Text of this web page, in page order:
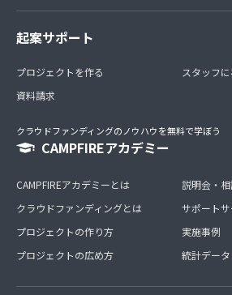
起案サポート
プロジェクトを作る
資料請求
スタッフ
クラウドファンディングのノウハウを無料で学ぼう
CAMPFIREアカデミー
CAMPFIREアカデミーとは
クラウドファンディングとは
プロジェクトの作り方
プロジェクトの広め方
説明会・
サポート
実施事例
統計データ